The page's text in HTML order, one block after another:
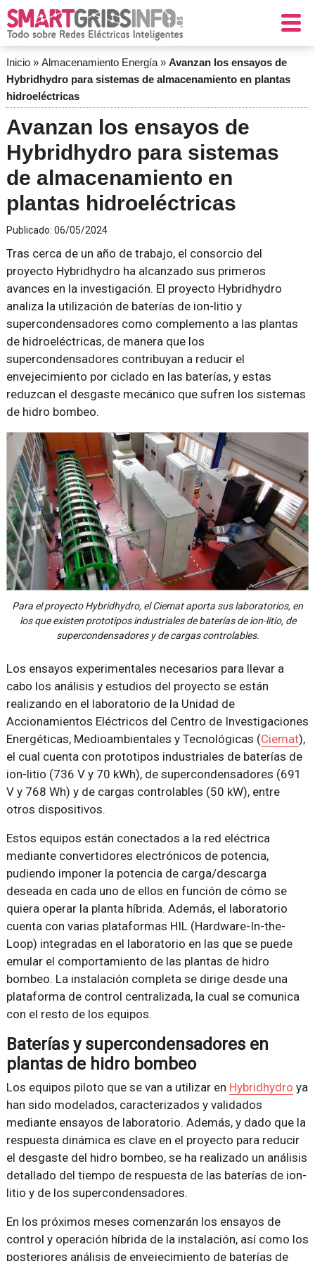
Inicio» Almacenamiento Energía» Avanzan los ensayos de
Hybridhydro para sistemas de almacenamiento en plantas
hidroeléctricas
Avanzan los ensayos de
Hybridhydro para sistemas
de almacenamiento en
plantas hidroeléctricas
Publicado: 06/05/2024
Tras cerca de un año de trabajo, el consorcio del
proyecto Hybridhydro ha alcanzado sus primeros
avances en la investigación. El proyecto Hybridhydro
analiza la utilización de baterías de ion-litio y
supercondensadores como complemento a las plantas
de hidroeléctricas, de manera que los
supercondensadores contribuyan a reducir el
envejecimiento por ciclado en las baterías, y estas
reduzcan el desgaste mecánico que sufren los sistemas
de hidro bombeo.
Para el proyecto Hybridhydro, el Ciemat aporta sus laboratorios, en
los que existen prototipos industriales de baterías de ion-litio, de
supercondensadores y de cargas controlables.
Los ensayos experimentales necesarios para llevar a
cabo los análisis y estudios del proyecto se están
realizando en el laboratorio de la Unidad de
Accionamientos Eléctricos del Centro de Investigaciones
Energéticas, Medioambientales y Tecnológicas (Ciemat),
el cual cuenta con prototipos industriales de baterías de
ion-litio (736 V y 70 kWh), de supercondensadores (691
V y 768 Wh) y de cargas controlables (50 kW), entre
otros dispositivos.
Estos equipos están conectados a la red eléctrica
mediante convertidores electrónicos de potencia,
pudiendo imponer la potencia de carga/descarga
deseada en cada uno de ellos en función de cómo se
quiera operar la planta híbrida. Además, el laboratorio
cuenta con varias plataformas HIL (Hardware-In-the-
Loop) integradas en el laboratorio en las que se puede
emular el comportamiento de las plantas de hidro
bombeo. La instalación completa se dirige desde una
plataforma de control centralizada, la cual se comunica
con el resto de los equipos.
Baterías y supercondensadores en
plantas de hidro bombeo
Los equipos piloto que se van a utilizar en Hybridhydro ya
han sido modelados, caracterizados y validados
mediante ensayos de laboratorio. Además, y dado que la
respuesta dinámica es clave en el proyecto para reducir
el desgaste del hidro bombeo, se ha realizado un análisis
detallado del tiempo de respuesta de las baterías de ion-
litio y de los supercondensadores.
En los próximos meses comenzarán los ensayos de
control y operación híbrida de la instalación, así como los
posteriores análisis de envejecimiento de baterías de